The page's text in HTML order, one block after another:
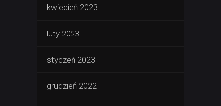
kwiecień 2023
luty 2023
styczeń 2023
grudzień 2022